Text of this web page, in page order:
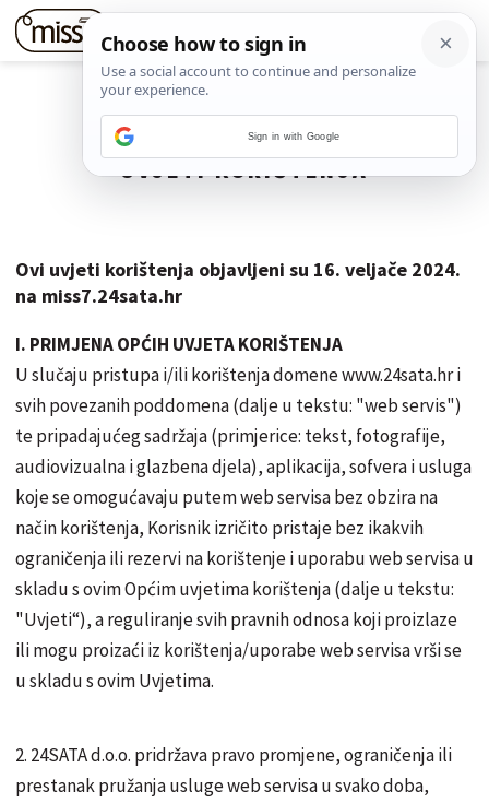
UVJETI KORIŠTENJA
Ovi uvjeti korištenja objavljeni su 16. veljače 2024.
na miss7.24sata.hr
I. PRIMJENA OPĆIH UVJETA KORIŠTENJA
U slučaju pristupa i/ili korištenja domene www.24sata.hr i
svih povezanih poddomena (dalje u tekstu: "web servis")
te pripadajućeg sadržaja (primjerice: tekst, fotografije,
audiovizualna i glazbena djela), aplikacija, sofvera i usluga
koje se omogućavaju putem web servisa bez obzira na
način korištenja, Korisnik izričito pristaje bez ikakvih
ograničenja ili rezervi na korištenje i uporabu web servisa u
skladu s ovim Općim uvjetima korištenja (dalje u tekstu:
"Uvjeti“), a reguliranje svih pravnih odnosa koji proizlaze
ili mogu proizaći iz korištenja/uporabe web servisa vrši se
u skladu s ovim Uvjetima.
2. 24SATA d.o.o. pridržava pravo promjene, ograničenja ili
prestanak pružanja usluge web servisa u svako doba,
Sign in with Google